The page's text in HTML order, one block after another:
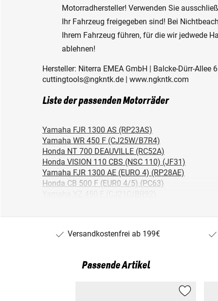
Motorradhersteller! Verwenden Sie
Ihr Fahrzeug freigegeben sind! Bei
Ihrem Fahrzeug führen, für die wir jedwede
ablehnen!
Hersteller: Niterra EMEA GmbH | Balcke-Dürr-
cuttingtools@ngkntk.de | www.ngkntk.com
Liste der passenden Motorräder
Yamaha FJR 1300 AS (RP23AS)
Yamaha WR 450 F (CJ25W/B7R4)
Honda NT 700 DEAUVILLE (RC52A)
Honda VISION 110 CBS (NSC 110) (JF31)
Yamaha FJR 1300 AE (EURO 4) (RP28AE)
Honda CB 500 F (EUR0 4/5) (PC63)
Honda CRF 150 F (CRF150F/9/10)
Yamaha YZ 450 F (CJ23C/BR96)
Yamaha N-MAX 125 (GPD125-A) (EURO 4) (SEC71)
Versandkostenfrei ab 199€
Passende Artikel